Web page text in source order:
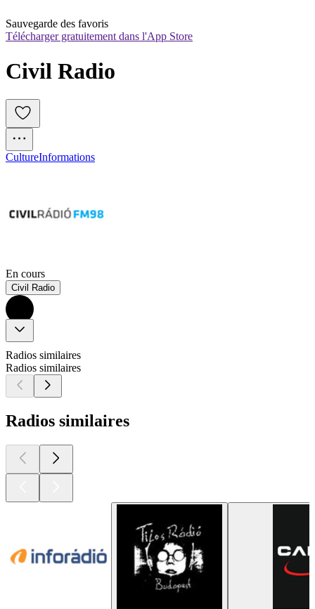
Sauvegarde des favoris
Télécharger gratuitement dans l'App Store
Civil Radio
CultureInformations
En cours
Civil Radio
Radios similaires
Radios similaires
Radios similaires